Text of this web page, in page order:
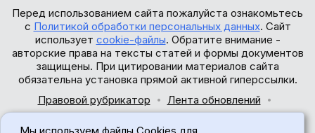
Перед использованием сайта пожалуйста ознакомьтесь
с Политикой обработки персональных данных. Сайт
использует cookie-файлы. Обратите внимание -
авторские права на тексты статей и формы документов
защищены. При цитировании материалов сайта
обязательна установка прямой активной гиперссылки.
Правовой рубрикатор
Лента обновлений